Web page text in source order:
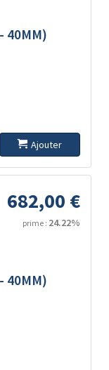
40MM)
Ajouter
682,00 €
prime : 24.22%
40MM)